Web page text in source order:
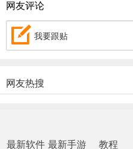
在游戏中角色是战斗中的核心单
要有等级的支撑。那么在崩坏星
目前的角色数量虽然说不多，但
的一个操作。
网友评论
我要跟贴
网友热搜
最新软件 最新手游 教程